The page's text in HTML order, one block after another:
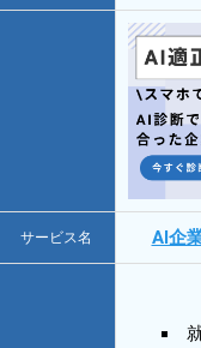
サービス名 AI企